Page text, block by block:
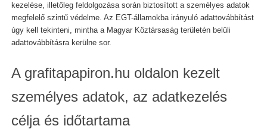
kezelése, illetőleg feldolgozása során biztosított a személyes adatok
megfelelő szintű védelme. Az EGT-államokba irányuló adattovábbítást
úgy kell tekinteni, mintha a Magyar Köztársaság területén belüli
adattovábbításra kerülne sor.
A grafitapapiron.hu oldalon kezelt
személyes adatok, az adatkezelés
célja és időtartama